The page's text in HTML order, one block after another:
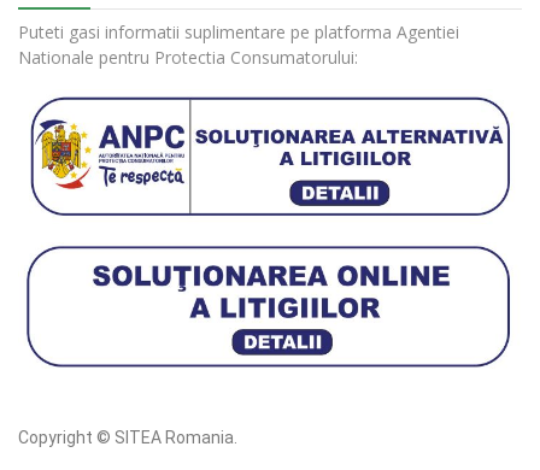
Puteti gasi informatii suplimentare pe platforma Agentiei
Nationale pentru Protectia Consumatorului:
Copyright © SITEA Romania.